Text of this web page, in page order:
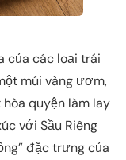
của các loại trái
múi vàng ươm,
quyện làm lay
với Sầu Riêng
đặc trưng của